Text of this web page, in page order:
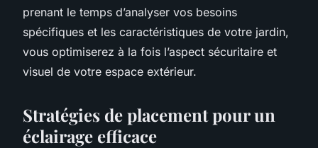
prenant le temps d’analyser vos besoins
spécifiques et les caractéristiques de votre jardin,
vous optimiserez à la fois l’aspect sécuritaire et
visuel de votre espace extérieur.
Stratégies de placement pour un
éclairage efficace